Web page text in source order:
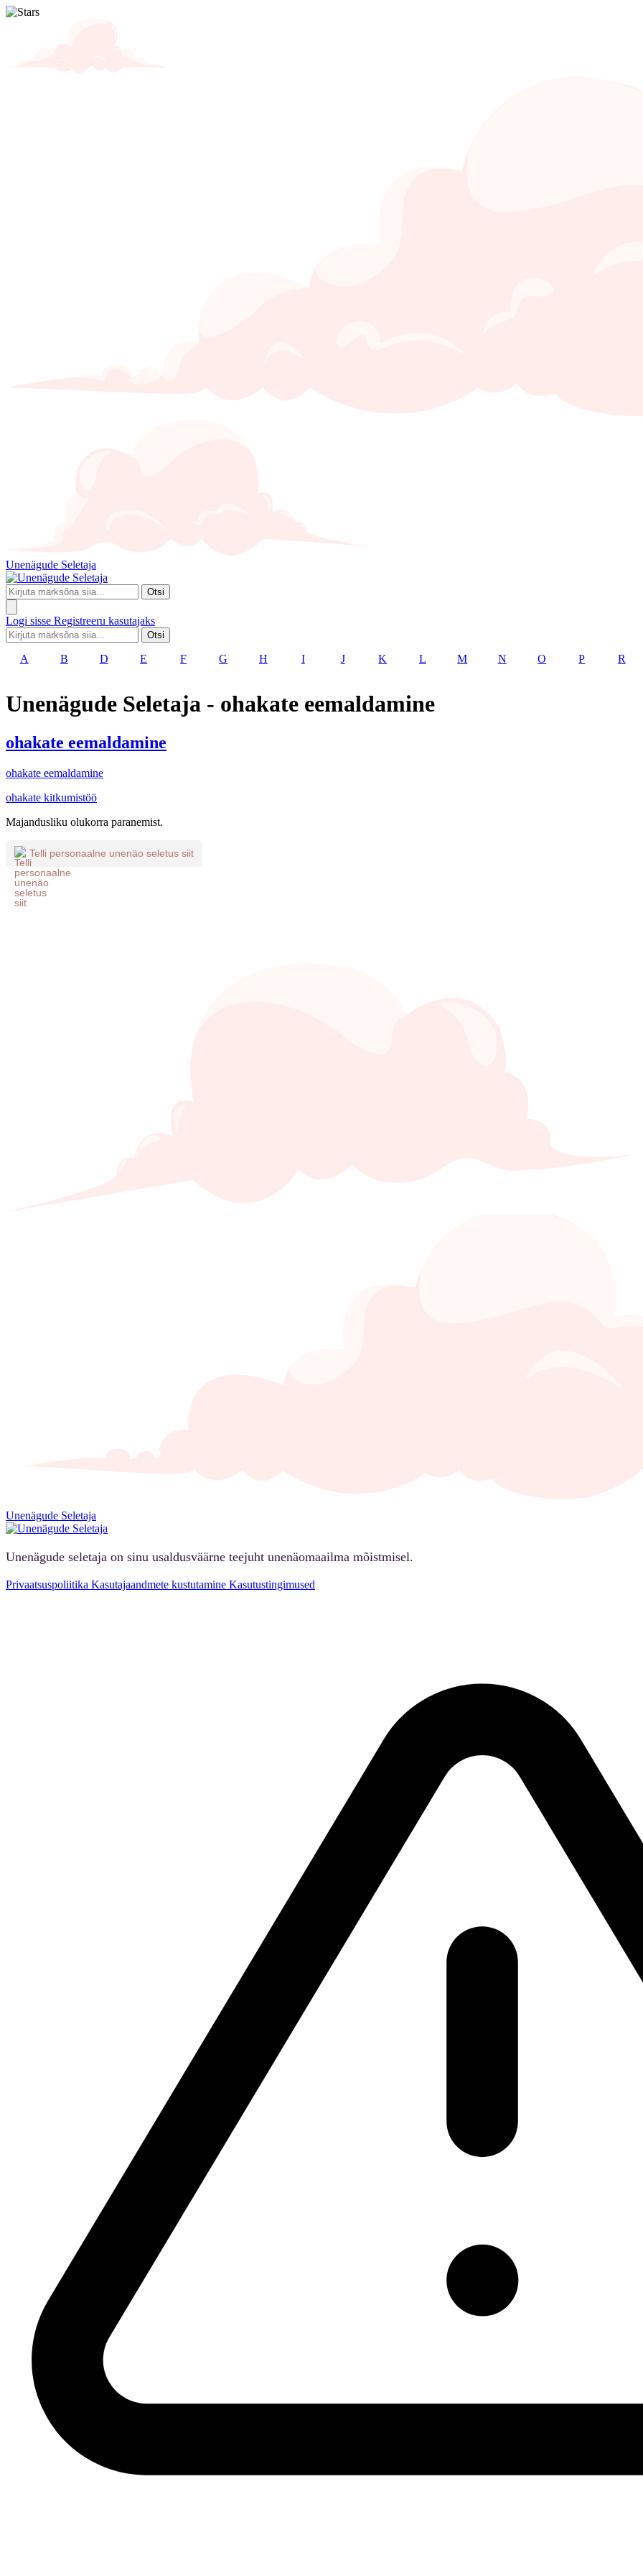
Unenägude Seletaja
Otsi
Logi sisse Registreeru kasutajaks
Otsi
A B D E F G H I J K L M N O P R
Unenägude Seletaja - ohakate eemaldamine
ohakate eemaldamine
ohakate eemaldamine
ohakate kitkumistöö
Majandusliku olukorra paranemist.
Telli personaalne unenäo seletus siit
Unenägude Seletaja
Unenägude seletaja on sinu usaldusväärne teejuht unenäomaailma mõistmisel.
Privaatsuspoliitika Kasutajaandmete kustutamine Kasutustingimused